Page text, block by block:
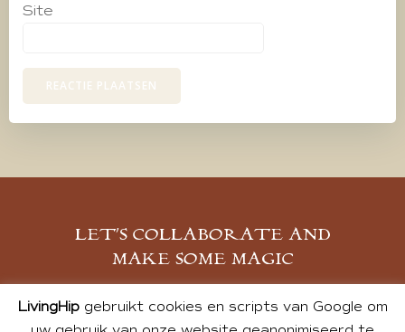
Site
LET’S COLLABORATE AND
MAKE SOME MAGIC
MELD JE AAN
LivingHipgebruikt cookies en scripts van Google om